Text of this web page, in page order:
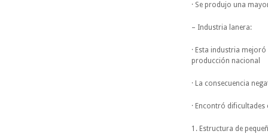
· Se produjo una
– Industria lanera:
· Esta industria
producción nacional
· La consecuencia
· Encontró
1. Estructura de